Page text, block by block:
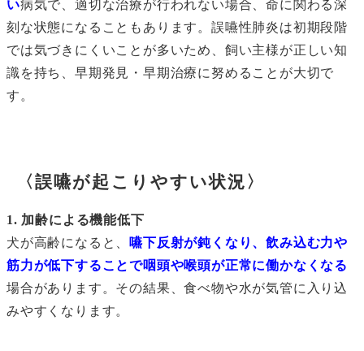
い病気で、適切な治療が行われない場合、命に関わる深
刻な状態になることもあります。誤嚥性肺炎は初期段階
では気づきにくいことが多いため、飼い主様が正しい知
識を持ち、早期発見・早期治療に努めることが大切で
す。
〈誤嚥が起こりやすい状況〉
1. 加齢による機能低下
犬が高齢になると、嚥下反射が鈍くなり、飲み込む力や
筋力が低下することで咽頭や喉頭が正常に働かなくなる
場合があります。その結果、食べ物や水が気管に入り込
みやすくなります。